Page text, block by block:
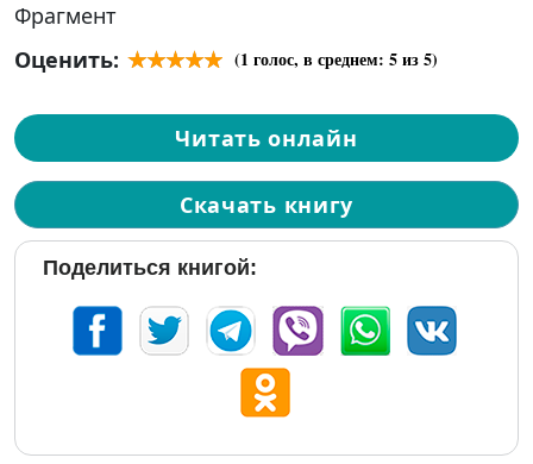
Фрагмент
Оценить:
(1 голос, в среднем: 5из 5)
Читать онлайн
Скачать книгу
Поделиться книгой: